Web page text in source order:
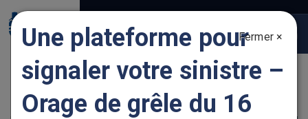
ENTREPRENDRE DES TRAVAUX
Fermer ×
Une plateforme pour
signaler votre sinistre –
Orage de grêle du 16